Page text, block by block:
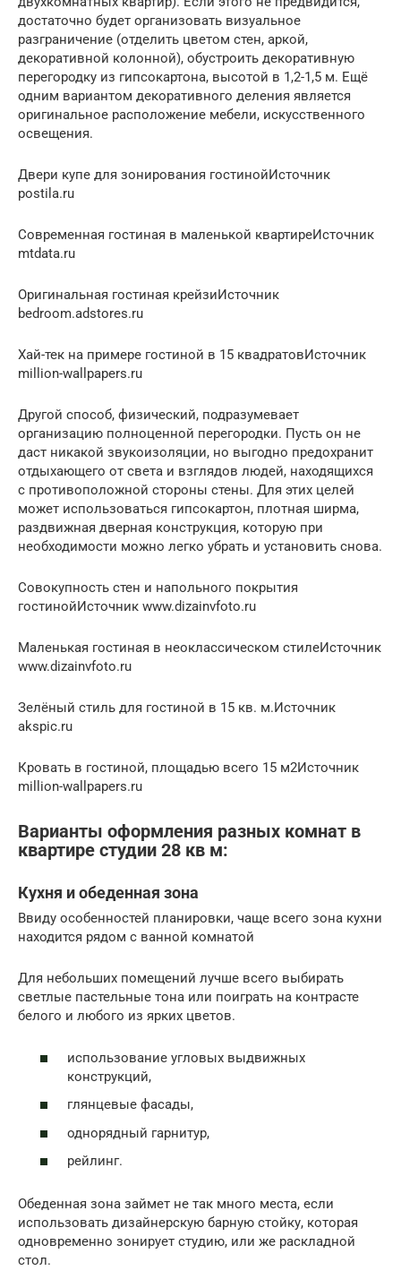
достаточно будет организовать визуальное
разграничение (отделить цветом стен, аркой,
декоративной колонной), обустроить декоративную
перегородку из гипсокартона, высотой в 1,2-1,5 м. Ещё
одним вариантом декоративного деления является
оригинальное расположение мебели, искусственного
освещения.
Двери купе для зонирования гостинойИсточник
postila.ru
Современная гостиная в маленькой квартиреИсточник
mtdata.ru
Оригинальная гостиная крейзиИсточник
bedroom.adstores.ru
Хай-тек на примере гостиной в 15 квадратовИсточник
million-wallpapers.ru
Другой способ, физический, подразумевает
организацию полноценной перегородки. Пусть он не
даст никакой звукоизоляции, но выгодно предохранит
отдыхающего от света и взглядов людей, находящихся
с противоположной стороны стены. Для этих целей
может использоваться гипсокартон, плотная ширма,
раздвижная дверная конструкция, которую при
необходимости можно легко убрать и установить снова.
Совокупность стен и напольного покрытия
гостинойИсточник www.dizainvfoto.ru
Маленькая гостиная в неоклассическом стилеИсточник
www.dizainvfoto.ru
Зелёный стиль для гостиной в 15 кв. м.Источник
akspic.ru
Кровать в гостиной, площадью всего 15 м2Источник
million-wallpapers.ru
Варианты оформления разных комнат в
квартире студии 28 кв м:
Кухня и обеденная зона
Ввиду особенностей планировки, чаще всего зона кухни
находится рядом с ванной комнатой
Для небольших помещений лучше всего выбирать
светлые пастельные тона или поиграть на контрасте
белого и любого из ярких цветов.
использование угловых выдвижных
конструкций,
глянцевые фасады,
однорядный гарнитур,
рейлинг.
Обеденная зона займет не так много места, если
использовать дизайнерскую барную стойку, которая
одновременно зонирует студию, или же раскладной
стол.